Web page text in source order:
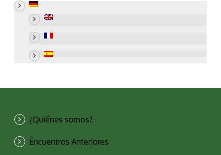
¿Quiénes somos?
Encuentros Anteriores